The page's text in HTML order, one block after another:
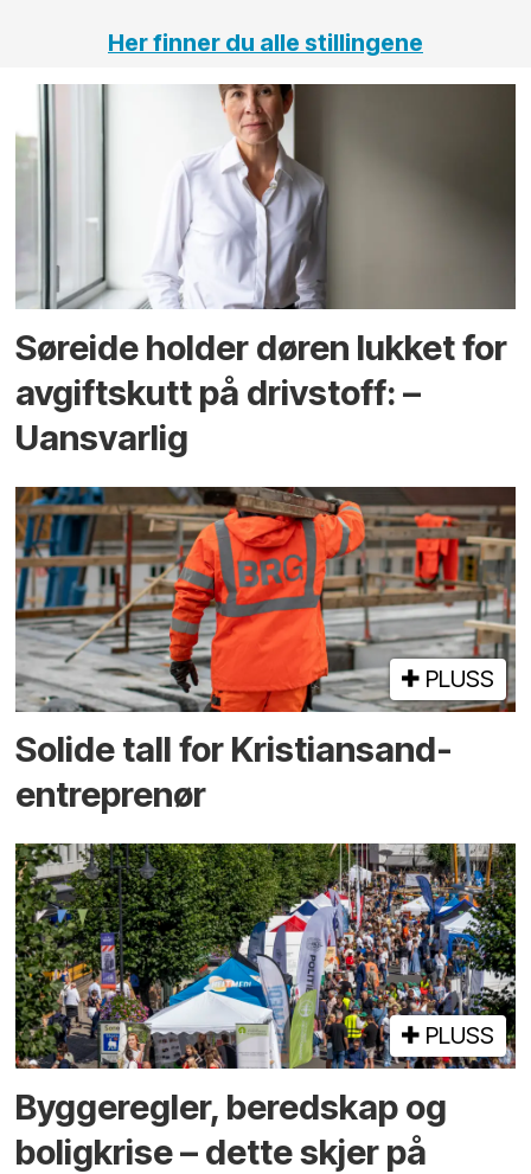
Her finner du alle stillingene
Søreide holder døren lukket for
avgiftskutt på drivstoff: –
Uansvarlig
PLUSS
Solide tall for Kristiansand-
entreprenør
PLUSS
Bygge­regler, beredskap og
bolig­krise – dette skjer på